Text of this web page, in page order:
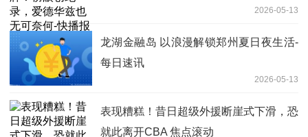
2026-05-13
龙湖金融岛 以浪漫解锁郑州夏日夜生活-
每日速讯
2026-05-13
表现糟糕！昔日超级外援断崖式下滑，恐
就此离开CBA 焦点滚动